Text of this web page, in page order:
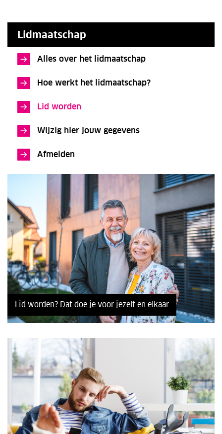
Lidmaatschap
Alles over het lidmaatschap
Hoe werkt het lidmaatschap?
Lid worden
Wijzig hier jouw gegevens
Afmelden
Lid worden? Dat doe je voor jezelf en elkaar